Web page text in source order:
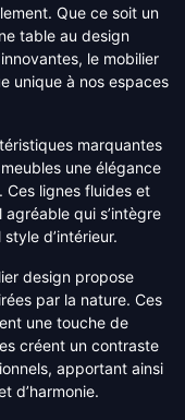
Que ce soit un
table au design
le mobilier
unique à nos espaces
marquantes
une élégance
Ces lignes fluides et
qui s’intègre
d’intérieur.
design propose
par la nature. Ces
une touche de
créent un contraste
apportant ainsi
d’harmonie.